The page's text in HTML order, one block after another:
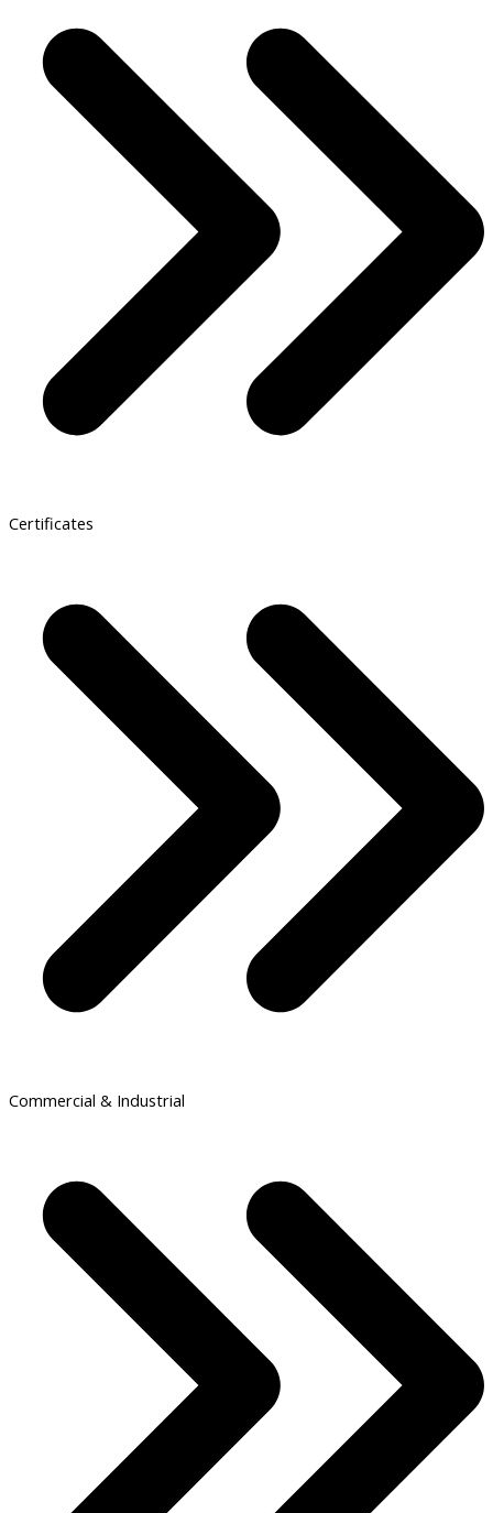
Certificates
Commercial & Industrial